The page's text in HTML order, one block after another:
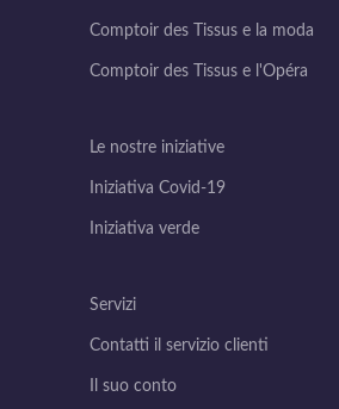
Comptoir des Tissus e la moda
Comptoir des Tissus e l'Opéra
Le nostre iniziative
Iniziativa Covid-19
Iniziativa verde
Servizi
Contatti il servizio clienti
Il suo conto